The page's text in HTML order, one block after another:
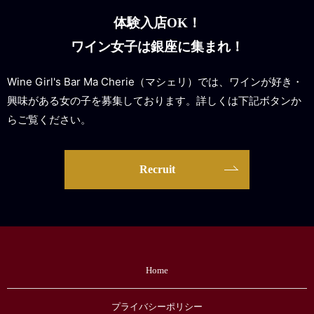
体験入店OK！
ワイン女子は銀座に集まれ！
Wine Girl's Bar Ma Cherie（マシェリ）では、ワインが好き・
興味がある女の子を募集しております。詳しくは下記ボタンか
らご覧ください。
Recruit
Home
プライバシーポリシー